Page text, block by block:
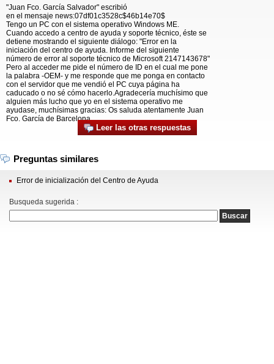
"Juan Fco. García Salvador" escribió
en el mensaje news:07df01c3528c$46b14e70$
Tengo un PC con el sistema operativo Windows ME.
Cuando accedo a centro de ayuda y soporte técnico, éste se
detiene mostrando el siguiente diálogo: "Error en la
iniciación del centro de ayuda. Informe del siguiente
número de error al soporte técnico de Microsoft 2147143678"
Pero al acceder me pide el número de ID en el cual me pone
la palabra -OEM- y me responde que me ponga en contacto
con el servidor que me vendió el PC cuya página ha
caducado o no sé cómo hacerlo.Agradecería muchísimo que
alguien más lucho que yo en el sistema operativo me
ayudase, muchísimas gracias: Os saluda atentamente Juan
Fco. García de Barcelona.
Leer las otras respuestas
Preguntas similares
Error de inicialización del Centro de Ayuda
Busqueda sugerida :